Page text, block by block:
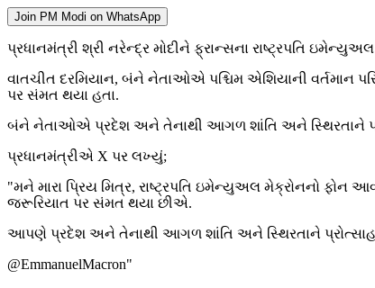
Join PM Modi on WhatsApp
પ્રધાનમંત્રી શ્રી નરેન્દ્ર મોદીને ફ્રાન્સના રાષ્ટ્રપતિ
વાતચીત દરમિયાન, બંને નેતાઓએ પશ્ચિમ એશિયાની વર્તમાન
પર સંમત થયા હતા.
બંને નેતાઓએ પ્રદેશ અને તેનાથી આગળ શાંતિ અને સ્થિરતાને
પ્રધાનમંત્રીએ X પર લખ્યું;
"મને મારા પ્રિય મિત્ર, રાષ્ટ્રપતિ ઇમેન્યુઅલ મેક્રોનનો ફોન
જરૂરિયાત પર સંમત થયા છીએ.
આપણે પ્રદેશ અને તેનાથી આગળ શાંતિ અને સ્થિરતાને
@EmmanuelMacron"